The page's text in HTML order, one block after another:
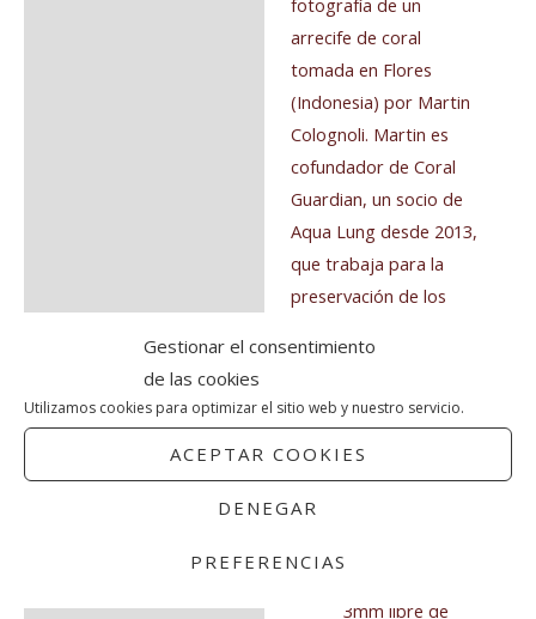
Gestionar el consentimiento
de las cookies
Utilizamos cookies para optimizar el sitio web y nuestro servicio.
ACEPTAR COOKIES
DENEGAR
PREFERENCIAS
fotografía de un
arrecife de coral
tomada en Flores
(Indonesia) por Martin
Colognoli. Martin es
cofundador de Coral
Guardian, un socio de
Aqua Lung desde 2013,
que trabaja para la
preservación de los
Indonesia.
Características:
Respetuoso con
3mm libre de